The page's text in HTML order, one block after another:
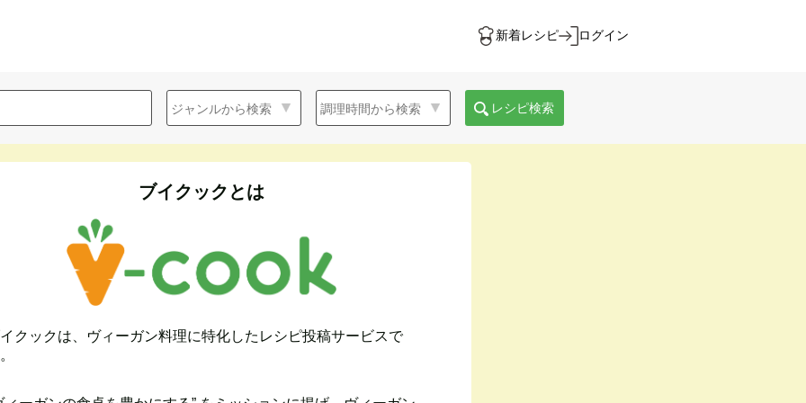
新着レシピ ログイン
レシピ検索
ブイクックとは
クックは、ヴィーガン料理に特化したレシピ投稿サービスで